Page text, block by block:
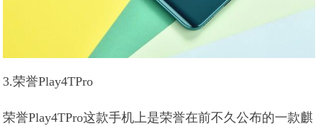
3.荣誉Play4TPro
荣誉Play4TPro这款手机上是荣誉在前不久公布的一款麒